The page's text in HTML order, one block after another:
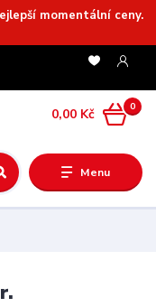
momentální ceny.
Menu
0
0,00 Kč